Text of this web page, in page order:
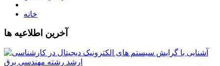
خانه
آخرین اطلاعیه ها